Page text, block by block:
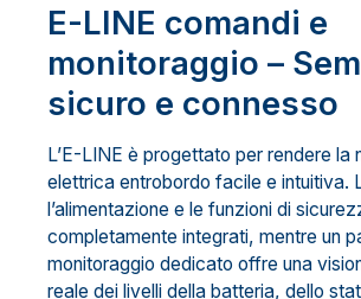
E-LINE comandi e
monitoraggio –
sicuro e connesso
L’E-LINE è progettato per rendere la
elettrica entrobordo facile e intuitiva.
l’alimentazione e le funzioni di
completamente integrati, mentre un
monitoraggio dedicato offre una
reale dei livelli della batteria, dello